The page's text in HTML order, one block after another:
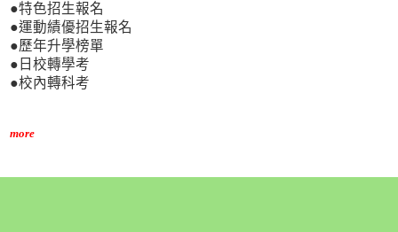
●特色招生報名
●運動績優招生報名
●歷年升學榜單
●日校轉學考
●校內轉科考
more